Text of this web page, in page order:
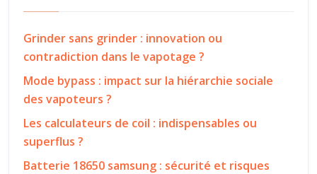
Grinder sans grinder : innovation ou
contradiction dans le vapotage ?
Mode bypass : impact sur la hiérarchie sociale
des vapoteurs ?
Les calculateurs de coil : indispensables ou
superflus ?
Batterie 18650 samsung : sécurité et risques